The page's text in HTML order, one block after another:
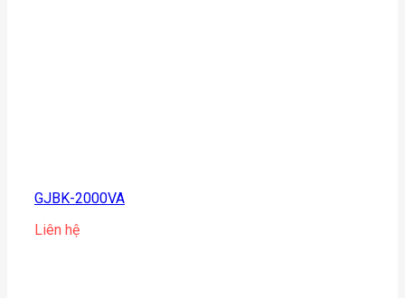
GJBK-2000VA
Liên hệ